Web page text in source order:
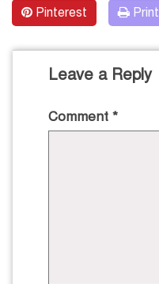
Pinterest Print
Leave a Reply
Comment *